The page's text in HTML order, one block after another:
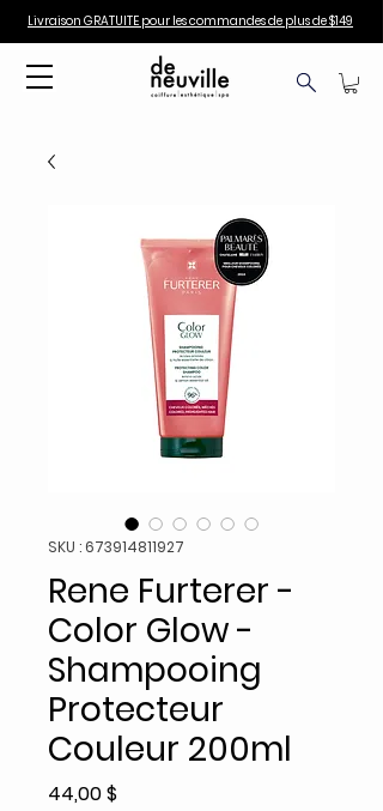
Livraison GRATUITE pour les commandes de plus de $149
SKU : 673914811927
Rene Furterer -
Color Glow -
Shampooing
Protecteur
Couleur 200ml
44,00 $